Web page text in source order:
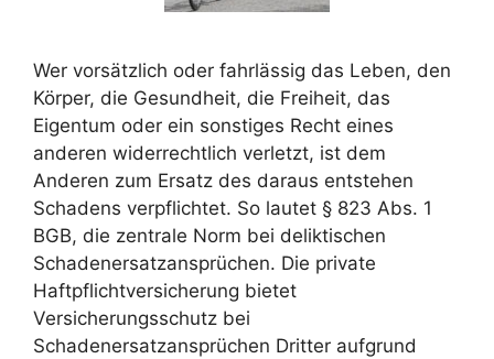
Wer vorsätzlich oder fahrlässig das Leben, den
Körper, die Gesundheit, die Freiheit, das
Eigentum oder ein sonstiges Recht eines
anderen widerrechtlich verletzt, ist dem
Anderen zum Ersatz des daraus entstehen
Schadens verpflichtet. So lautet § 823 Abs. 1
BGB, die zentrale Norm bei deliktischen
Schadenersatzansprüchen. Die private
Haftpflichtversicherung bietet
Versicherungsschutz bei
Schadenersatzansprüchen Dritter aufgrund